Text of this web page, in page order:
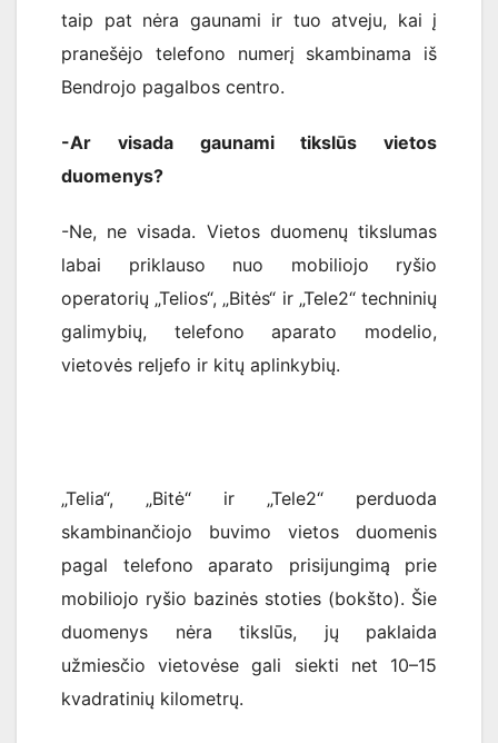
taip pat nėra gaunami ir tuo atveju, kai į
pranešėjo telefono numerį skambinama iš
Bendrojo pagalbos centro.
-Ar visada gaunami tikslūs vietos
duomenys?
-Ne, ne visada. Vietos duomenų tikslumas
labai priklauso nuo mobiliojo ryšio
operatorių „Telios“, „Bitės“ ir „Tele2“ techninių
galimybių, telefono aparato modelio,
vietovės reljefo ir kitų aplinkybių.
„Telia“, „Bitė“ ir „Tele2“ perduoda
skambinančiojo buvimo vietos duomenis
pagal telefono aparato prisijungimą prie
mobiliojo ryšio bazinės stoties (bokšto). Šie
duomenys nėra tikslūs, jų paklaida
užmiesčio vietovėse gali siekti net 10–15
kvadratinių kilometrų.